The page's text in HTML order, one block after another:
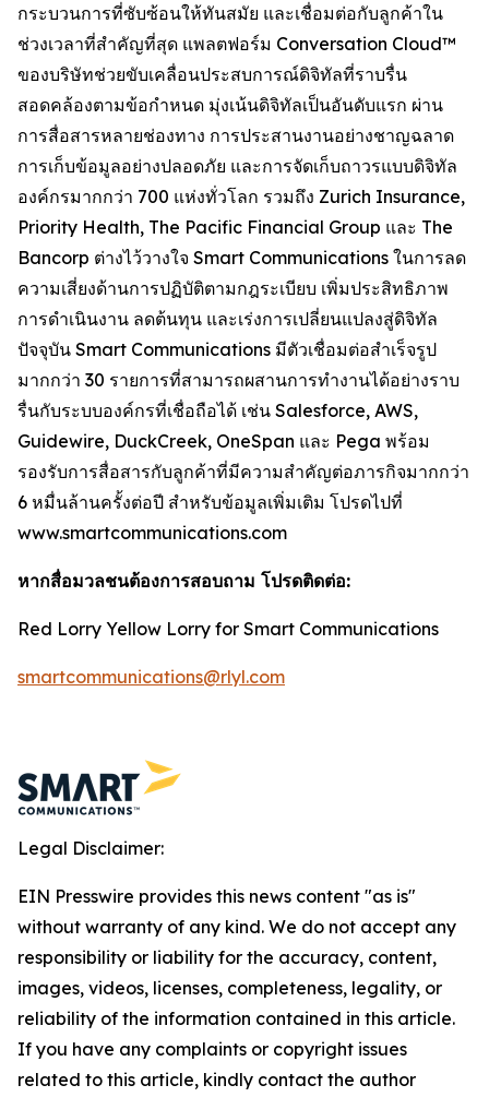
กระบวนการที่ซับซ้อนให้ทันสมัย ​​และเชื่อมต่อกับลูกค้าใน
ช่วงเวลาที่สำคัญที่สุด แพลตฟอร์ม Conversation Cloud™
ของบริษัทช่วยขับเคลื่อนประสบการณ์ดิจิทัลที่ราบรื่น
สอดคล้องตามข้อกำหนด มุ่งเน้นดิจิทัลเป็นอันดับแรก ผ่าน
การสื่อสารหลายช่องทาง การประสานงานอย่างชาญฉลาด
การเก็บข้อมูลอย่างปลอดภัย และการจัดเก็บถาวรแบบดิจิทัล
องค์กรมากกว่า 700 แห่งทั่วโลก รวมถึง Zurich Insurance,
Priority Health, The Pacific Financial Group และ The
Bancorp ต่างไว้วางใจ Smart Communications ในการลด
ความเสี่ยงด้านการปฏิบัติตามกฎระเบียบ เพิ่มประสิทธิภาพ
การดำเนินงาน ลดต้นทุน และเร่งการเปลี่ยนแปลงสู่ดิจิทัล
ปัจจุบัน Smart Communications มีตัวเชื่อมต่อสำเร็จรูป
มากกว่า 30 รายการที่สามารถผสานการทำงานได้อย่างราบ
รื่นกับระบบองค์กรที่เชื่อถือได้ เช่น Salesforce, AWS,
Guidewire, DuckCreek, OneSpan และ Pega พร้อม
รองรับการสื่อสารกับลูกค้าที่มีความสำคัญต่อภารกิจมากกว่า
6 หมื่นล้านครั้งต่อปี สำหรับข้อมูลเพิ่มเติม โปรดไปที่
www.smartcommunications.com
หากสื่อมวลชนต้องการสอบถาม โปรดติดต่อ:
Red Lorry Yellow Lorry for Smart Communications
smartcommunications@rlyl.com
Legal Disclaimer:
EIN Presswire provides this news content "as is"
without warranty of any kind. We do not accept any
responsibility or liability for the accuracy, content,
images, videos, licenses, completeness, legality, or
reliability of the information contained in this article.
If you have any complaints or copyright issues
related to this article, kindly contact the author